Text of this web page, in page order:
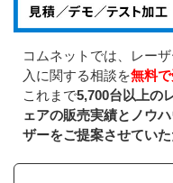
コムネットでは、レー
入に関する相談を無料で
これまで5,700台以上の
ェアの販売実績とノウ
ザーをご提案させていた